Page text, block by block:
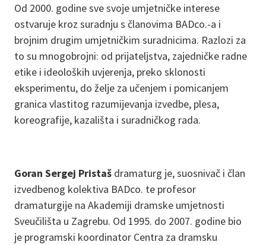
Od 2000. godine sve svoje umjetničke interese
ostvaruje kroz suradnju s članovima BADco.-a i
brojnim drugim umjetničkim suradnicima. Razlozi za
to su mnogobrojni: od prijateljstva, zajedničke radne
etike i ideoloških uvjerenja, preko sklonosti
eksperimentu, do želje za učenjem i pomicanjem
granica vlastitog razumijevanja izvedbe, plesa,
koreografije, kazališta i suradničkog rada.
Goran Sergej Pristaš dramaturg je, suosnivač i član
izvedbenog kolektiva BADco. te profesor
dramaturgije na Akademiji dramske umjetnosti
Sveučilišta u Zagrebu. Od 1995. do 2007. godine bio
je programski koordinator Centra za dramsku